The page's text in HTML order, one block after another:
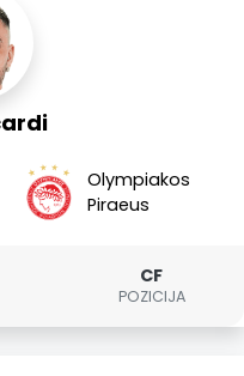
Olympiakos
Piraeus
CF
POZICIJA